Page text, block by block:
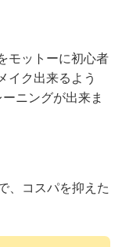
モットーに初心者
イク出来るよう
ニングが出来ま
、コスパを抑えた